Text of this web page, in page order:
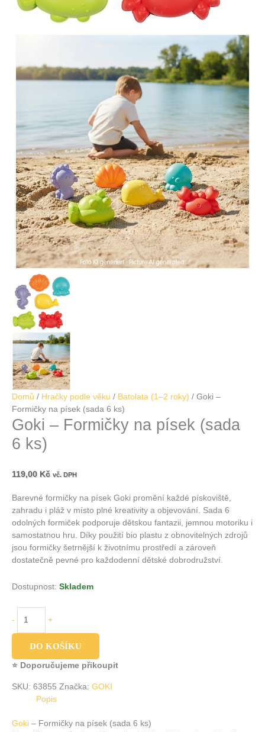
Domů / Hračky podle věku / Batolata (1–2 roky) / Goki –
Formičky na písek (sada 6 ks)
Goki – Formičky na písek (sada
6 ks)
119,00 Kč vč. DPH
Barevné formičky na písek Goki promění každé pískoviště,
zahradu i pláž v místo plné kreativity a objevování. Sada 6
odolných formiček podporuje dětskou fantazii, jemnou motoriku i
samostatnou hru. Díky použití bio plastu z obnovitelných zdrojů
jsou formičky šetrnější k životnímu prostředí a zároveň
dostatečně pevné pro každodenní dětské dobrodružství.
Dostupnost: Skladem
- +
DO KOŠÍKU
⭐ Doporučujeme přikoupit
SKU: 63855 Značka: GOKI
Popis
Goki – Formičky na písek (sada 6 ks)